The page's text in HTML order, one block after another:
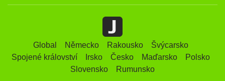
Global Německo Rakousko
Švýcarsko
Spojené království
Irsko Česko Maďarsko
Polsko
Slovensko
Rumunsko